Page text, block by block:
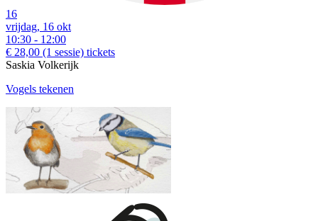
16
vrijdag, 16 okt
10:30 - 12:00
€ 28,00 (1 sessie) tickets
Saskia Volkerijk
Vogels tekenen